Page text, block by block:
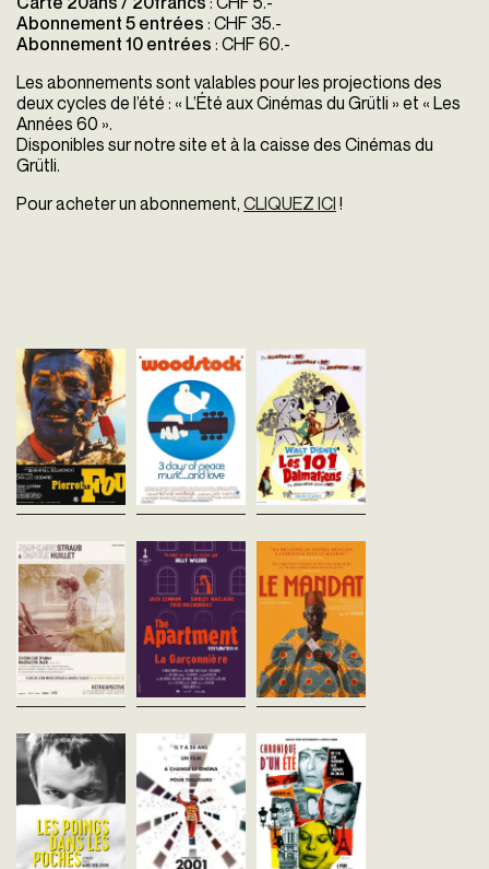
Abonnement 5 entrées : CHF 35.-
Abonnement 10 entrées : CHF 60.-
Les abonnements sont valables pour les projections des
deux cycles de l’été : « L’Été aux Cinémas du Grütli » et « Les
Années 60 ».
Disponibles sur notre site et à la caisse des Cinémas du
Grütli.
Pour acheter un abonnement, CLIQUEZ ICI !
vofr - 110'
Ferdinand, marié à une
femme riche, s’ennuie. Au
cours d’une soirée, il
rencontre Marianne, une
étudiante qu’il a connue cinq
ans auparavant....
vost - 225'
Documentaire sur le célèbre
festival organisé en août 1969
à Bethel, près de Woodstock
(État de New York), qui
rassembla 500 000
spectateurs.Oscar du...
deux superbes
attendent un heureux
événement : la
quinze chiots. Mais
Chronique d’Anna
Magdalena Bach
Allemagne de l'Ouest - 1968
vost - 105'
À partir de divers documents
d’époque, les cinéastes
évoquent ici la vie et le travail
du compositeur allemand
Jean-Sébastien Bach, depuis
La Garçonnière
Billy Wilder
vost - 125'
Baxter, un employé
d'assurances new-yorkais,
prêt à tout pour être promu,
prête son appartement à son
patron, marié et volage. Le
soir de Noël, il...
Le Mandat
Ousmane Sembene
vost - 90'
Le jour où le facteur
Ibrahima Dieng un
25 000 francs CFA de la
Paris, Ibrahima se
généreux....
Les poings dans
les poches
Italie - 1965
vost - 105'
Alessandro méprise sa
condition de bourgeois. Un
jour, il cède à ses pulsions
sadiques et noie l'ami de sa
sœur.Le premier long-
métrage de Marco...
2001, l'Odyssée de
l'espace
Etats-Unis - 1968
vost - 149'
À l'aube de l'Humanité, la
découverte d'un monolithe
noir inspire au chef d'une
tribu de primates un geste
inédit et décisif. En 2001, à
bord d'un...
Chronique d'un
été
vofr - 90'
Paris, été 1960, Edgar
et Jean Rouch
avec des Parisiens sur la
façon dont ils se «
débrouillent avec la vie ».